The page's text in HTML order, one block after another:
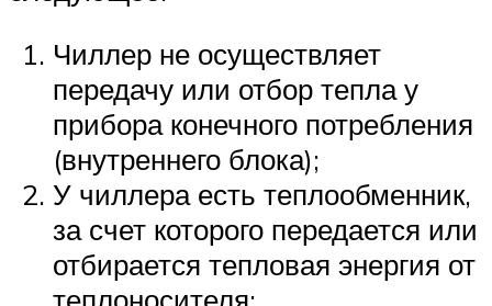
Чиллер не осуществляет
передачу или отбор тепла у
прибора конечного потребления
(внутреннего блока);
У чиллера есть теплообменник,
за счет которого передается или
отбирается тепловая энергия от